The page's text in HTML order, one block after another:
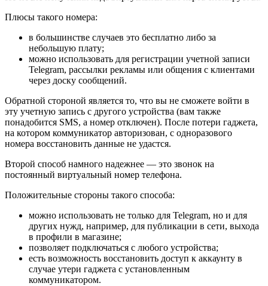
Плюсы такого номера:
в большинстве случаев это бесплатно либо за
небольшую плату;
можно использовать для регистрации учетной записи
Telegram, рассылки рекламы или общения с клиентами
через доску сообщений.
Обратной стороной является то, что вы не сможете войти в
эту учетную запись с другого устройства (вам также
понадобится SMS, а номер отключен). После потери гаджета,
на котором коммуникатор авторизован, с одноразового
номера восстановить данные не удастся.
Второй способ намного надежнее — это звонок на
постоянный виртуальный номер телефона.
Положительные стороны такого способа:
можно использовать не только для Telegram, но и для
других нужд, например, для публикации в сети, выхода
в профили в магазине;
позволяет подключаться с любого устройства;
есть возможность восстановить доступ к аккаунту в
случае утери гаджета с установленным
коммуникатором.